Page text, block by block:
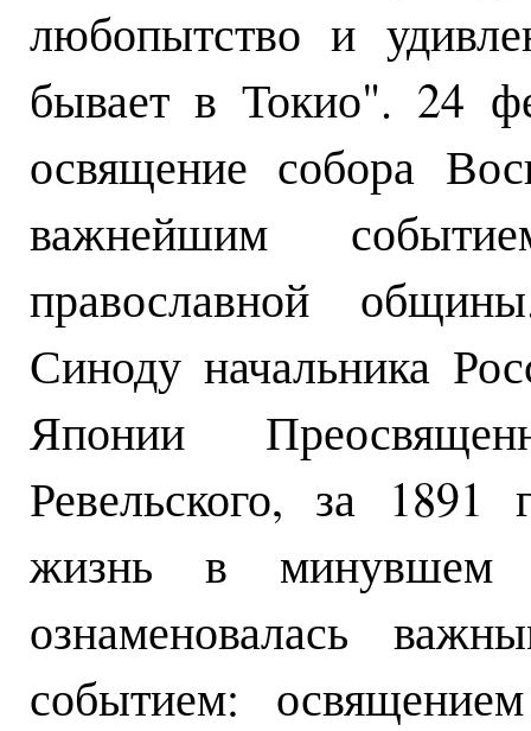
любопытство и
бывает в Токио". 24
освящение собора
важнейшим
православной
Синоду начальника
Японии
Ревельского, за 1891
жизнь в минувшем
ознаменовалась
событием: